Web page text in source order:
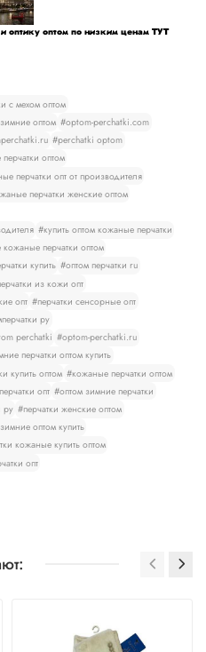
оптику оптом по низким ценам ТУТ
с мехом оптом
оптом #optom-perchatki.com
#perchatki optom
оптом
перчатки опт от производителя
перчатки женские оптом
#купить оптом кожаные перчатки
перчатки оптом
купить #оптом перчатки ru
из кожи опт
опт #перчатки сенсорные опт
ру
perchatki #optom-perchatki.ru
перчатки оптом купить
купить оптом #кожаные перчатки оптом
опт #оптом зимние перчатки
ру #перчатки женские оптом
оптом купить
кожаные купить оптом
опт